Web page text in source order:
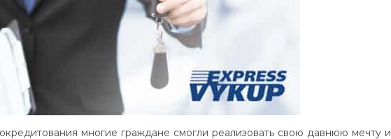
многие граждане смогли реализовать свою давнюю мечту и